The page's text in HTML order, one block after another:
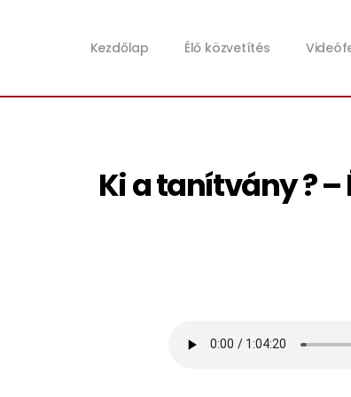
Kezdőlap Élő közvetítés
Ki a tanítvány ?